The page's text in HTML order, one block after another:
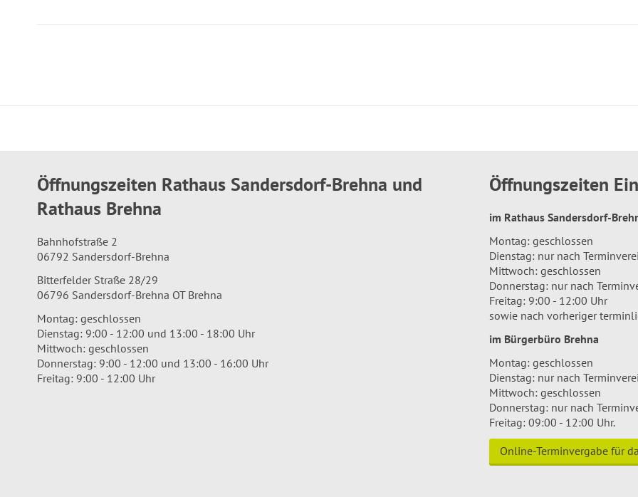
Öffnungszeiten Rathaus Sandersdorf-Brehna und
Rathaus Brehna
Bahnhofstraße 2
06792 Sandersdorf-Brehna
Bitterfelder Straße 28/29
06796 Sandersdorf-Brehna OT Brehna
Montag: geschlossen
Dienstag: 9:00 - 12:00 und 13:00 - 18:00 Uhr
Mittwoch: geschlossen
Donnerstag: 9:00 - 12:00 und 13:00 - 16:00 Uhr
Freitag: 9:00 - 12:00 Uhr
Öffnungszeiten
im Rathaus Sandersdorf-
Montag: geschlossen
Dienstag: nur nach
Mittwoch: geschlossen
Donnerstag: nur nach
Freitag: 9:00 - 12:00 Uhr
sowie nach vorheriger
im Bürgerbüro Brehna
Montag: geschlossen
Dienstag: nur nach
Mittwoch: geschlossen
Donnerstag: nur nach
Freitag: 09:00 - 12:00 Uhr.
Online-Terminvergabe für